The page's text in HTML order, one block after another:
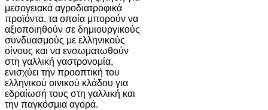
μεσογειακά αγροδιατροφικά
προϊόντα, τα οποία μπορούν να
αξιοποιηθούν σε δημιουργικούς
συνδυασμούς με ελληνικούς
οίνους και να ενσωματωθούν
στη γαλλική γαστρονομία,
ενισχύει την προοπτική του
ελληνικού οινικού κλάδου για
εδραίωσή τους στη γαλλική και
την παγκόσμια αγορά.